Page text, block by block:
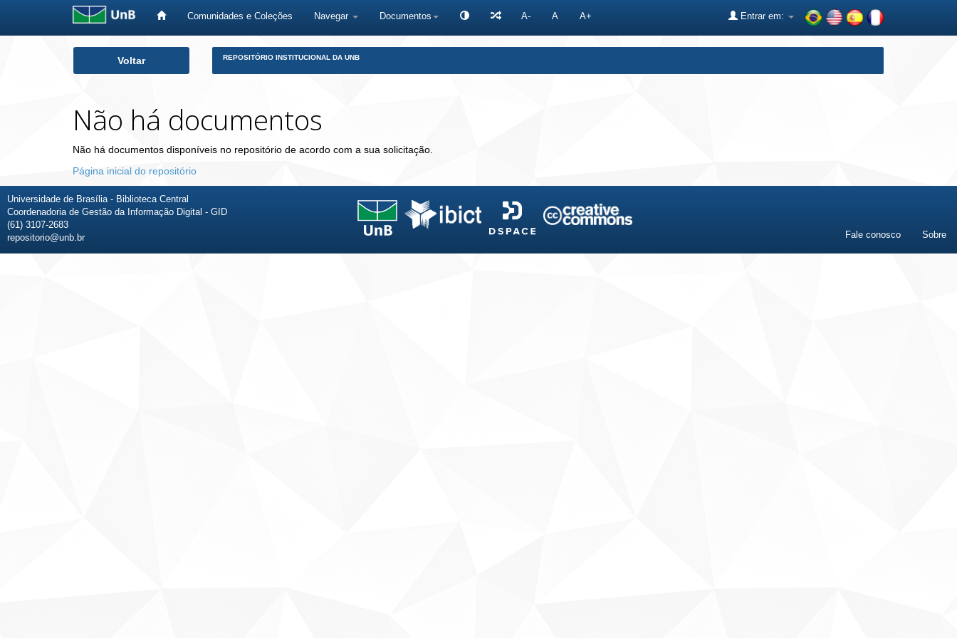
Comunidades e Coleções Navegar Documentos A- A A+ Entrar em:
Voltar REPOSITÓRIO INSTITUCIONAL DA UNB
Não há documentos
Não há documentos disponíveis no repositório de acordo com a sua solicitação.
Página inicial do repositório
Universidade de Brasília - Biblioteca Central
Coordenadoria de Gestão da Informação Digital - GID
(61) 3107-2683
repositorio@unb.br
Fale conosco Sobre